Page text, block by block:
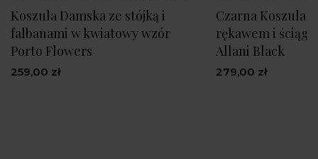
Koszula Damska ze stójką i
falbanami w kwiatowy wzór
Porto Flowers
259,00 zł
Czarna Koszula
rękawem i
Allani Black
279,00 zł